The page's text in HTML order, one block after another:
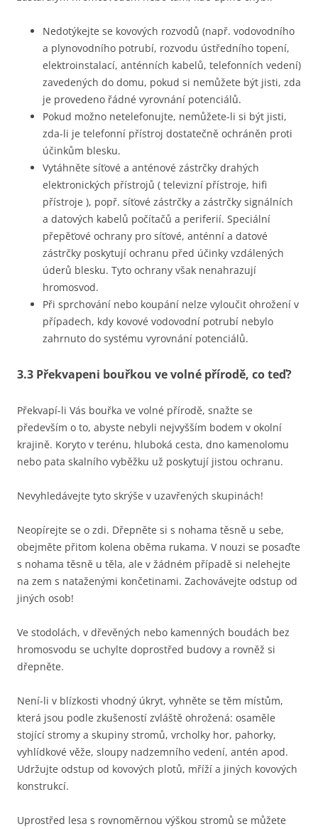
Nedotýkejte se kovových rozvodů (např. vodovodního
a plynovodního potrubí, rozvodu ústředního topení,
elektroinstalací, anténních kabelů, telefonních vedení)
zavedených do domu, pokud si nemůžete být jisti, zda
je provedeno řádné vyrovnání potenciálů.
Pokud možno netelefonujte, nemůžete-li si být jisti,
zda-li je telefonní přístroj dostatečně ochráněn proti
účinkům blesku.
Vytáhněte síťové a anténové zástrčky drahých
elektronických přístrojů ( televizní přístroje, hifi
přístroje ), popř. síťové zástrčky a zástrčky signálních
a datových kabelů počítačů a periferií. Speciální
přepěťové ochrany pro síťové, anténní a datové
zástrčky poskytují ochranu před účinky vzdálených
úderů blesku. Tyto ochrany však nenahrazují
hromosvod.
Při sprchování nebo koupání nelze vyloučit ohrožení v
případech, kdy kovové vodovodní potrubí nebylo
zahrnuto do systému vyrovnání potenciálů.
3.3 Překvapeni bouřkou ve volné přírodě, co teď?
Překvapí-li Vás bouřka ve volné přírodě, snažte se
především o to, abyste nebyli nejvyšším bodem v okolní
krajině. Koryto v terénu, hluboká cesta, dno kamenolomu
nebo pata skalního vyběžku už poskytují jistou ochranu.
Nevyhledávejte tyto skrýše v uzavřených skupinách!
Neopírejte se o zdi. Dřepněte si s nohama těsně u sebe,
obejměte přitom kolena oběma rukama. V nouzi se posaďte
s nohama těsně u těla, ale v žádném případě si nelehejte
na zem s nataženými končetinami. Zachovávejte odstup od
jiných osob!
Ve stodolách, v dřevěných nebo kamenných boudách bez
hromosvodu se uchylte doprostřed budovy a rovněž si
dřepněte.
Není-li v blízkosti vhodný úkryt, vyhněte se těm místům,
která jsou podle zkušeností zvláště ohrožená: osaměle
stojící stromy a skupiny stromů, vrcholky hor, pahorky,
vyhlídkové věže, sloupy nadzemního vedení, antén apod.
Udržujte odstup od kovových plotů, mříží a jiných kovových
konstrukcí.
Uprostřed lesa s rovnoměrnou výškou stromů se můžete